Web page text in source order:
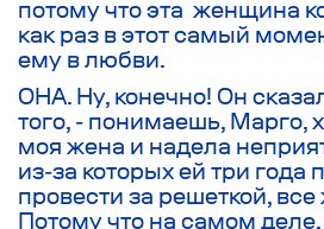
потому что эта женщина
как раз в этот самый
ему в любви.
ОНА. Ну, конечно! Он
того, - понимаешь, Марго,
моя жена и надела
из-за которых ей три года
провести за решеткой,
Потому что на самом